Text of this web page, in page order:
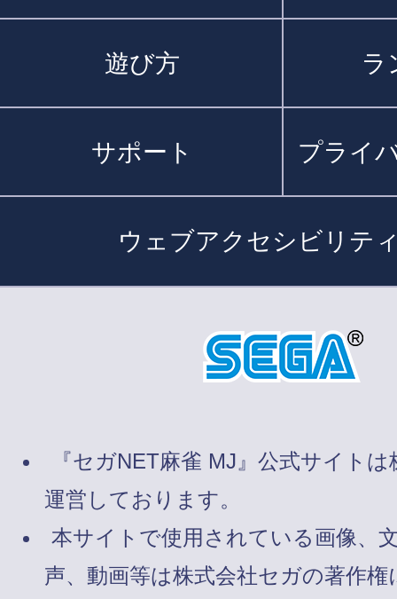
遊び方 ラ
サポート プライ
ウェブアクセシビリテ
『セガNET麻雀 MJ』公式サイト
運営しております。
本サイトで使用されている画像、
声、動画等は株式会社セガの著作